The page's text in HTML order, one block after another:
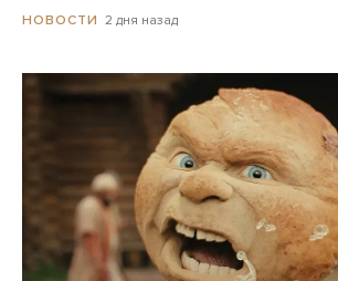
НОВОСТИ 2 дня назад